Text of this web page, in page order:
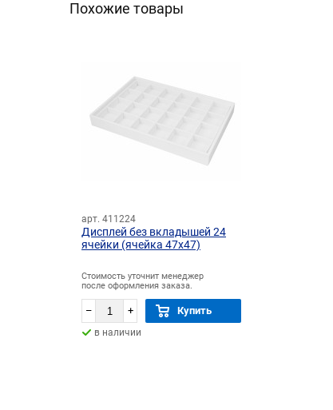
Похожие товары
арт. 411224
Дисплей без вкладышей 24
ячейки (ячейка 47х47)
Стоимость уточнит менеджер
после оформления заказа.
– + Купить
в наличии